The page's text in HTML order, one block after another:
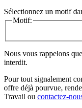
Sélectionnez un motif
Motif:
Nous vous rappelons
interdit.
Pour tout signalement
offre déjà pourvue,
Travail ou contactez-